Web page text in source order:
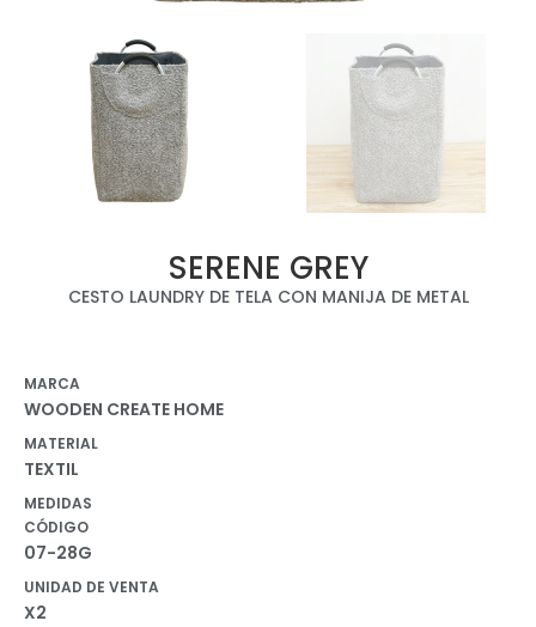
SERENE GREY
CESTO LAUNDRY DE TELA CON MANIJA DE METAL
MARCA
WOODEN CREATE HOME
MATERIAL
TEXTIL
MEDIDAS
CÓDIGO
07-28G
UNIDAD DE VENTA
X2